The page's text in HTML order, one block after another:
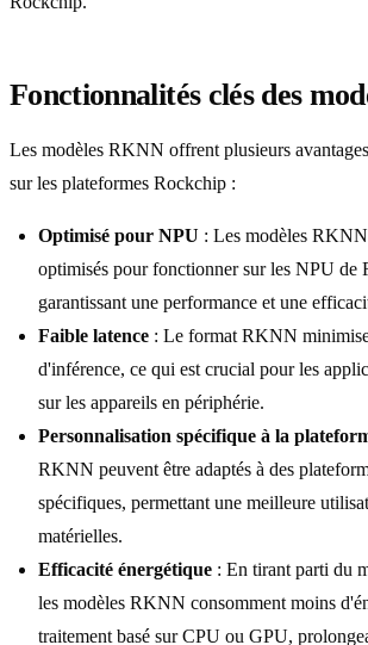
Fonctionnalités clés des
Les modèles RKNN offrent plusieurs
sur les plateformes Rockchip :
Optimisé pour NPU : Les modèles
optimisés pour fonctionner sur les NPU de
garantissant une performance et une
Faible latence : Le format RKNN
d'inférence, ce qui est crucial pour les
sur les appareils en périphérie.
Personnalisation spécifique à la
RKNN peuvent être adaptés à des
spécifiques, permettant une meilleure
matérielles.
Efficacité énergétique : En tirant parti du
les modèles RKNN consomment moins
traitement basé sur CPU ou GPU,